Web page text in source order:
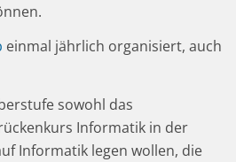
einmal jährlich organisiert, auch
sowohl das
Informatik in der
Informatik legen wollen, die